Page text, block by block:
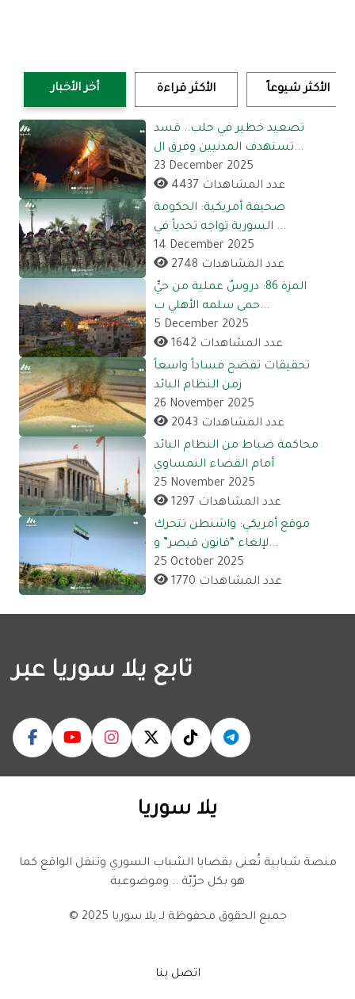
أخر الأخبار الأكثر قراءة الأكثر شيوعاً
تصعيد خطير في حلب.. قسد
تستهدف المدنيين وفرق ال...
23 December 2025
4437 عدد المشاهدات
صحيفة أمريكية: الحكومة
السورية تواجه تحدياً في ...
14 December 2025
2748 عدد المشاهدات
المزة 86: دروسٌ عملية من حيٍّ
حمى سلمه الأهلي ب...
5 December 2025
1642 عدد المشاهدات
تحقيقات تفضح فساداً واسعاً
زمن النظام البائد
26 November 2025
2043 عدد المشاهدات
محاكمة ضباط من النظام البائد
أمام القضاء النمساوي
25 November 2025
1297 عدد المشاهدات
موقع أمريكي: واشنطن تتحرك
لإلغاء “قانون قيصر” و...
25 October 2025
1770 عدد المشاهدات
تابع يلا سوريا عبر
يلا سوريا
منصة شبابية تُعنى بقضايا الشباب السوري وتنقل الواقع كما
هو بكل حرّيّة .. وموضوعية
© 2025 جميع الحقوق محفوظة لـ يلا سوريا
اتصل بنا